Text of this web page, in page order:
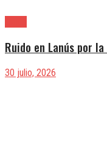
Ruido en Lanús por
30 julio, 2026